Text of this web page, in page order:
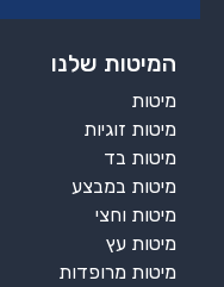
המיטות שלנו
מיטות
מיטות זוגיות
מיטות בד
מיטות במבצע
מיטות וחצי
מיטות עץ
מיטות מרופדות